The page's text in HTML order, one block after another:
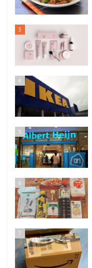
3
4
5
6
7